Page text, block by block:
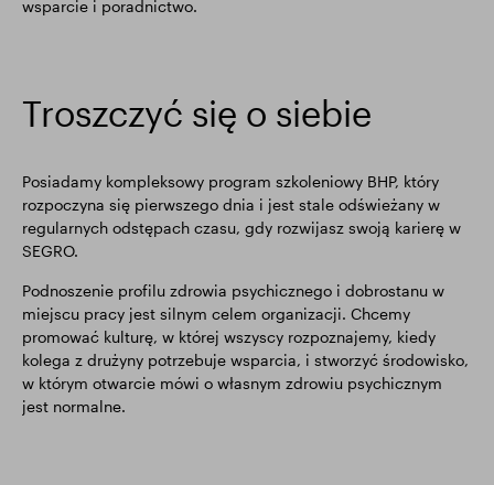
wsparcie i poradnictwo.
Troszczyć się o siebie
Posiadamy kompleksowy program szkoleniowy BHP, który
rozpoczyna się pierwszego dnia i jest stale odświeżany w
regularnych odstępach czasu, gdy rozwijasz swoją karierę w
SEGRO.
Podnoszenie profilu zdrowia psychicznego i dobrostanu w
miejscu pracy jest silnym celem organizacji. Chcemy
promować kulturę, w której wszyscy rozpoznajemy, kiedy
kolega z drużyny potrzebuje wsparcia, i stworzyć środowisko,
w którym otwarcie mówi o własnym zdrowiu psychicznym
jest normalne.